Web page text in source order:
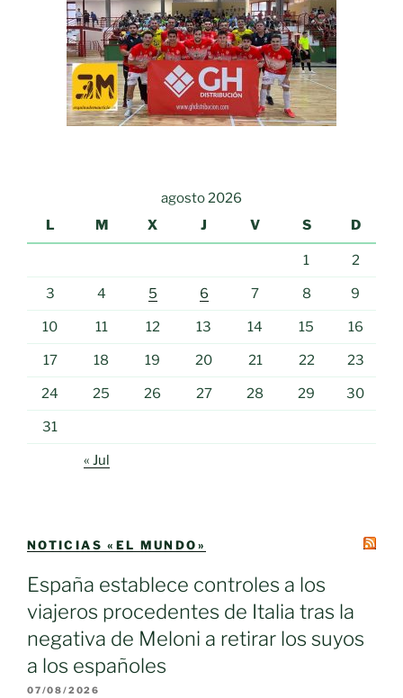
agosto 2026
L
M X J V S D
1 2
3 4 5 6 7 8 9
10 11 12 13 14 15 16
17 18 19 20 21 22 23
24 25 26 27 28 29 30
31
« Jul
NOTICIAS «EL MUNDO»
España establece controles a los
viajeros procedentes de Italia tras la
negativa de Meloni a retirar los suyos
a los españoles
07/08/2026